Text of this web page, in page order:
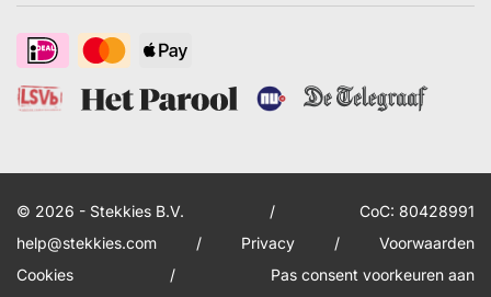
© 2026 - Stekkies B.V. /
CoC: 80428991
help@stekkies.com
/ Privacy /
Voorwaarden
Cookies
/ Pas consent voorkeuren aan